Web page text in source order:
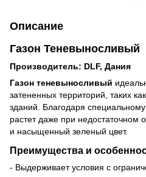
Описание
Газон Теневыносливый
Производитель: DLF, Дания
Газон теневыносливый
затененных территорий, таких
зданий. Благодаря
растет даже при недостаточном
и насыщенный зеленый цвет.
Преимущества и
- Выдерживает условия с